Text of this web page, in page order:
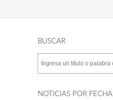
BUSCAR
NOTICIAS POR FECHA